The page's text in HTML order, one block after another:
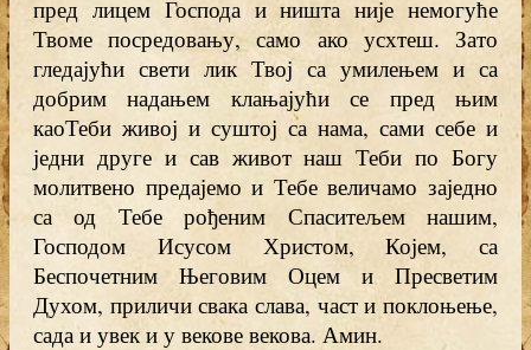
пред лицем Господа и ништа није немогуће
Твоме посредовању, само ако усхтеш. Зато
гледајући свети лик Твој са умилењем и са
добрим надањем клањајући се пред њим
каоТеби живој и суштој са нама, сами себе и
једни друге и сав живот наш Теби по Богу
молитвено предајемо и Тебе величамо заједно
са од Тебе рођеним Спаситељем нашим,
Господом Исусом Христом, Којем, са
Беспочетним Његовим Оцем и Пресветим
Духом, приличи свака слава, част и поклоњење,
сада и увек и у векове векова. Амин.